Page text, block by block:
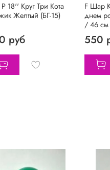
18'' Круг Три Кота
Желтый (БГ-15)
руб
F Шар
днем
/ 46 см
550